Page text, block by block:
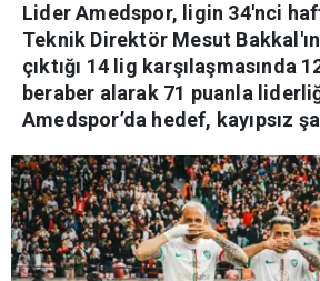
Lider Amedspor, ligin 34'nci
Teknik Direktör Mesut
çıktığı 14 lig karşılaşmasında
beraber alarak 71 puanla
Amedspor’da hedef, kayıpsız